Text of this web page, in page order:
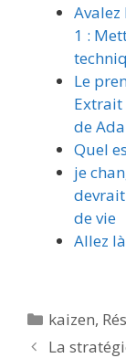
1 :
Le
de
Quel
je
de vie
Allez
Catégories
kaizen,
La